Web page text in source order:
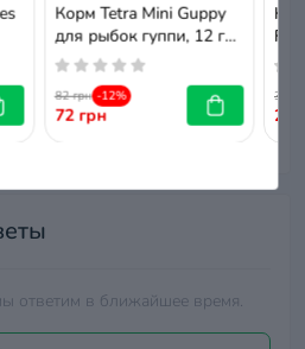
ответим в ближайшее время.
Корм Tetra Mini Guppy
для рыбок гуппи, 12 г
(хлопья)
82 грн -12%
72 грн
310